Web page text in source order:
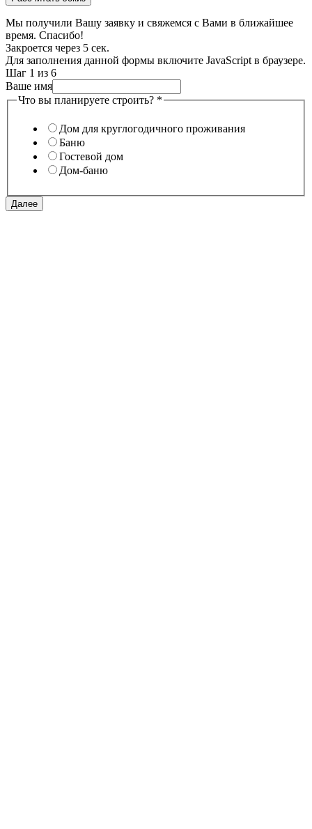
Мы получили Вашу заявку и свяжемся с Вами в ближайшее
время. Спасибо!
Закроется через 5 сек.
Для заполнения данной формы включите JavaScript в браузере.
Шаг 1 из 6
Ваше имя
Что вы планируете строить? *
Дом для круглогодичного проживания
Баню
Гостевой дом
Дом-баню
Далее